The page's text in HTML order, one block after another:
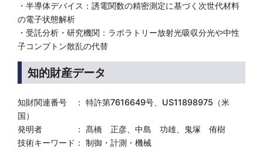
・半導体デバイス：誘電関数の精密測定に基づく次世代材料
の電子状態解析
・受託分析・研究機関：ラボラトリー放射光吸収分光や中性
子コンプトン散乱の代替
知的財産データ
知財関連番号 ： 特許第7616649号、US11898975（米
国）
発明者 ： 髙橋 正彦、中島 功雄、鬼塚 侑樹
技術キーワード： 制御・計測・機械